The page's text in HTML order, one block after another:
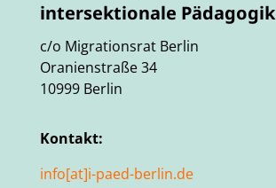
intersektionale Pädagogik
c/o Migrationsrat Berlin
Oranienstraße 34
10999 Berlin
Kontakt:
info[at]i-paed-berlin.de